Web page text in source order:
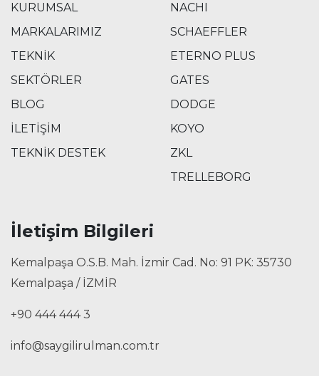
KURUMSAL
MARKALARIMIZ
TEKNİK
SEKTÖRLER
BLOG
İLETİŞİM
TEKNİK DESTEK
NACHI
SCHAEFFLER
ETERNO PLUS
GATES
DODGE
KOYO
ZKL
TRELLEBORG
İletişim Bilgileri
Kemalpaşa O.S.B. Mah. İzmir Cad. No: 91 PK: 35730
Kemalpaşa / İZMİR
+90 444 444 3
info@saygilirulman.com.tr